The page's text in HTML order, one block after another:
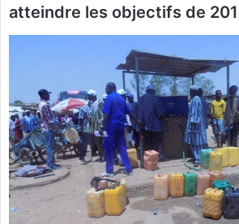
atteindre les objectifs de